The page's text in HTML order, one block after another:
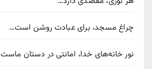
چراغ مسجد، برای عبادت روشن است…
نور خانه‌های خدا، امانتی در دستان ماست